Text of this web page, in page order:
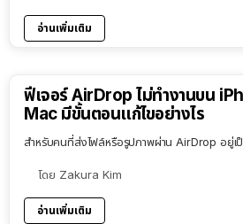
อ่านเพิ่มเติม
ฟีเจอร์ AirDrop ไม่ทำงานบน
Mac มีขั้นตอนแก้ไขอย่างไร
สำหรับคนที่ส่งไฟล์หรือรูปภาพผ่าน AirDrop อยู่เ
โดย Zakura Kim
อ่านเพิ่มเติม